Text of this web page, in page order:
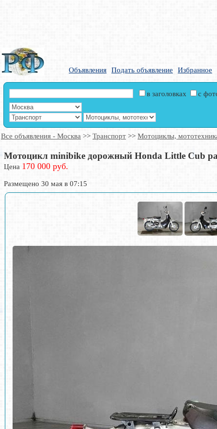
Объявления Подать объявление Избранное
в заголовках с
Все объявления - Москва >> Транспорт >> Мотоциклы,
Мотоцикл minibike дорожный Honda Little Cub
Цена 170 000 руб.
Размещено 30 мая в 07:15